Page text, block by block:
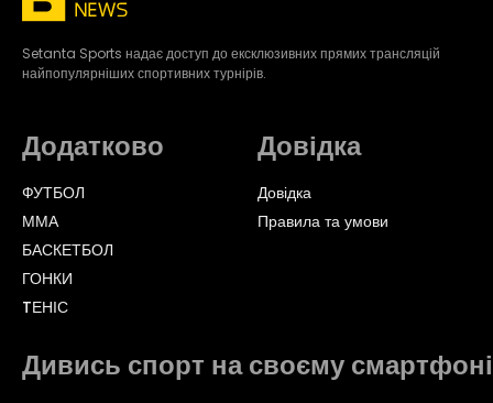
Setanta Sports надає доступ до ексклюзивних прямих трансляцій
найпопулярніших спортивних турнірів.
Додатково
ФУТБОЛ
ММА
БАСКЕТБОЛ
ГОНКИ
TЕНІС
Довідка
Довідка
Правила та умови
Дивись спорт на своєму смартфоні